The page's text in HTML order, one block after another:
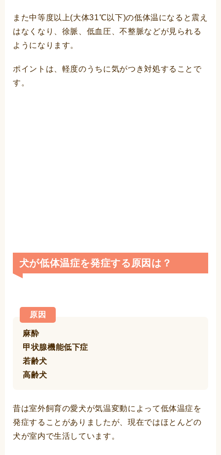
また中等度以上(大体31℃以下)の低体温になると震え
はなくなり、徐脈、低血圧、不整脈などが見られる
ようになります。
ポイントは、軽度のうちに気がつき対処することで
す。
犬が低体温症を発症する原因は？
原因
麻酔
甲状腺機能低下症
若齢犬
高齢犬
昔は室外飼育の愛犬が気温変動によって低体温症を
発症することがありましたが、現在ではほとんどの
犬が室内で生活しています。